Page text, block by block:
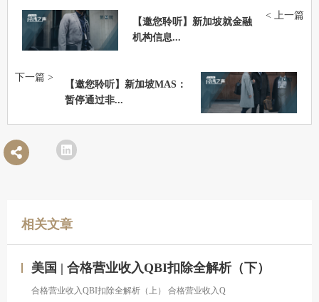
【邀您聆听】新加坡就金融
机构信息...
< 上一篇
【邀您聆听】新加坡MAS：
暂停通过非...
下一篇 >
相关文章
美国 | 合格营业收入QBI扣除全解析（下）
合格营业收入QBI扣除全解析（上） 合格营业收入Q